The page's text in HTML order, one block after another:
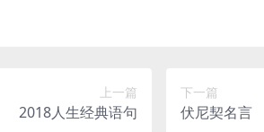
上一篇
2018人生经典语句
下一篇
伏尼契名言